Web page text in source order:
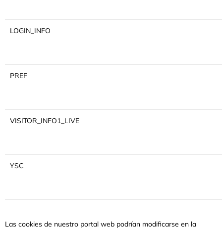
LOGIN_INFO
PREF
VISITOR_INFO1_LIVE
YSC
Las cookies de nuestro portal web podrían modificarse en la